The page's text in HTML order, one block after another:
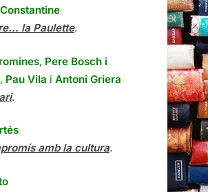
la Paulette.
, Pere Bosch i
, Pau Vila i Antoni Griera
.
amb la cultura.